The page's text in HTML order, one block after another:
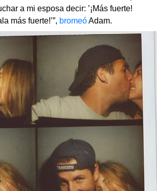
a mi esposa decir: ’¡Más fuerte!
más fuerte!’”, bromeóAdam.